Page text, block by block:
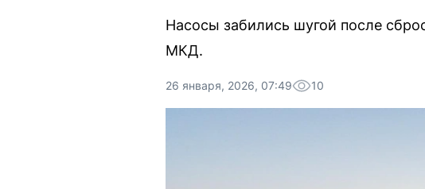
Насосы забились шугой после
МКД.
26 января, 2026, 07:49 10